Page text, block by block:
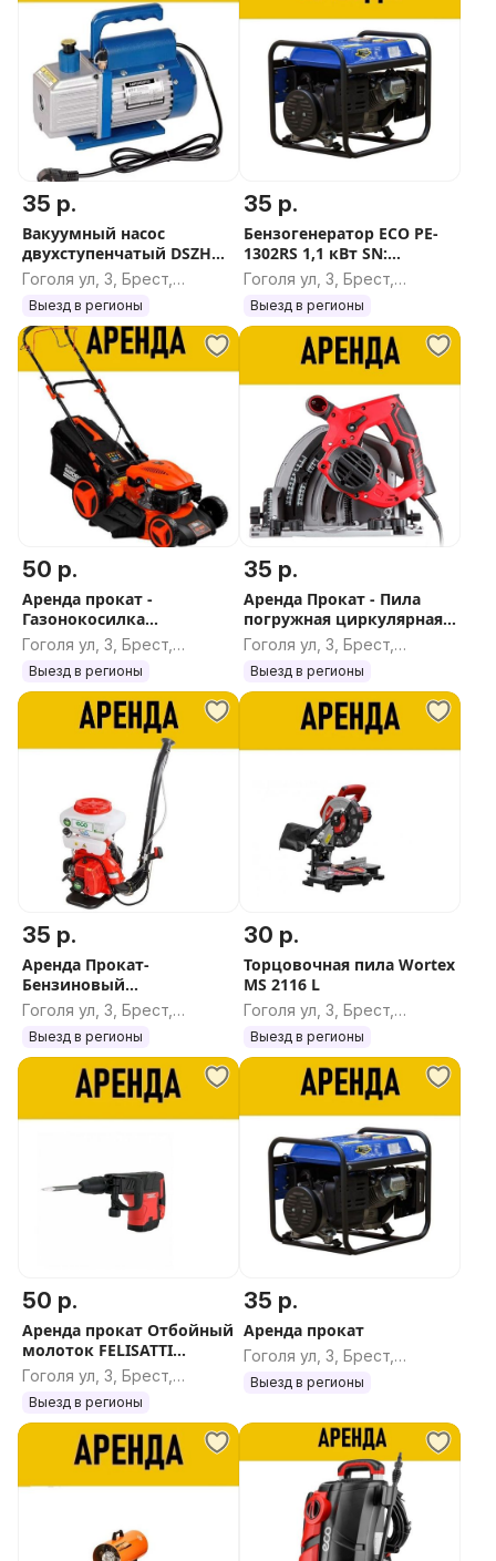
35 р.
Вакуумный насос
двухступенчатый DSZH
WK-245
Гоголя ул, 3, Брест,
Брестская область
Выезд в регионы
35 р.
Бензогенератор ECO PE-
1302RS 1,1 кВт SN:
RS13022068
Гоголя ул, 3, Брест,
Брестская область
Выезд в регионы
50 р.
Аренда прокат -
Газонокосилка
бензиновая самоходная
Startul Garden 51 SM
Гоголя ул, 3, Брест,
Брестская область
Выезд в регионы
35 р.
Аренда Прокат - Пила
погружная циркулярная
WORTEX CS 1612-1
Гоголя ул, 3, Брест,
Брестская область
Выезд в регионы
35 р.
Аренда Прокат-
Бензиновый
опрыскиватель ECO PS-
371 + сухие удобрения
Гоголя ул, 3, Брест,
Брестская область
Выезд в регионы
30 р.
Торцовочная пила Wortex
MS 2116 L
Гоголя ул, 3, Брест,
Брестская область
Выезд в регионы
50 р.
Аренда прокат Отбойный
молоток FELISATTI
М-25/1500В
Гоголя ул, 3, Брест,
Брестская область
Выезд в регионы
35 р.
Аренда прокат
Гоголя ул, 3, Брест,
Брестская область
Выезд в регионы